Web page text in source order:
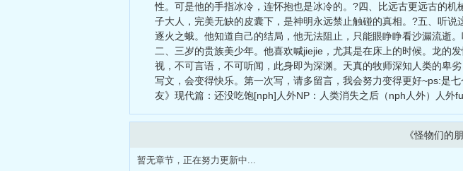
性。可是他的手指冰冷，连怀抱也是冰冷的。?四、比远古更远古的
子大人，完美无缺的皮囊下，是神明永远禁止触碰的真相。?五、听
逐火之蛾。他知道自己的结局，他无法阻止，只能眼睁睁看沙漏流逝
二、三岁的贵族美少年。他喜欢喊jiejie，尤其是在床上的时候。龙的
视，不可言语，不可听闻，此身即为深渊。天真的牧师深知人类的
写文，会变得快乐。第一次写，请多留言，我会努力变得更好~ps:是
友》现代篇：还没吃饱[nph]人外NP：人类消失之后（nph人外）人
《怪物们的
暂无章节，正在努力更新中...